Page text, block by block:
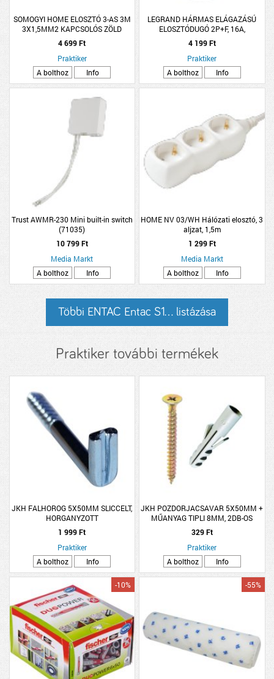
SOMOGYI HOME ELOSZTÓ 3-AS 3M
3X1,5MM2 KAPCSOLÓS ZÖLD
4 699 Ft
Praktiker
A bolthoz
Info
LEGRAND HÁRMAS ELÁGAZÁSÚ
ELOSZTÓDUGÓ 2P+F, 16A,
ALUMÍNIUM-FEKETE
4 199 Ft
Praktiker
A bolthoz
Info
Trust AWMR-230 Mini built-in switch
(71035)
10 799 Ft
Media Markt
A bolthoz
Info
HOME NV 03/WH Hálózati elosztó, 3
aljzat, 1,5m
1 299 Ft
Media Markt
A bolthoz
Info
Többi ENTAC Entac S1... listázása
Praktiker további termékek
JKH FALHOROG 5X50MM SLICCELT,
HORGANYZOTT
1 999 Ft
Praktiker
A bolthoz
Info
JKH POZDORJACSAVAR 5X50MM +
MŰANYAG TIPLI 8MM, 2DB-OS
329 Ft
Praktiker
A bolthoz
Info
-10% -55%